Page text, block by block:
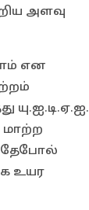
அளவு
என
யு.ஐ.டி.ஏ.ஐ.
மாற்ற
உயர